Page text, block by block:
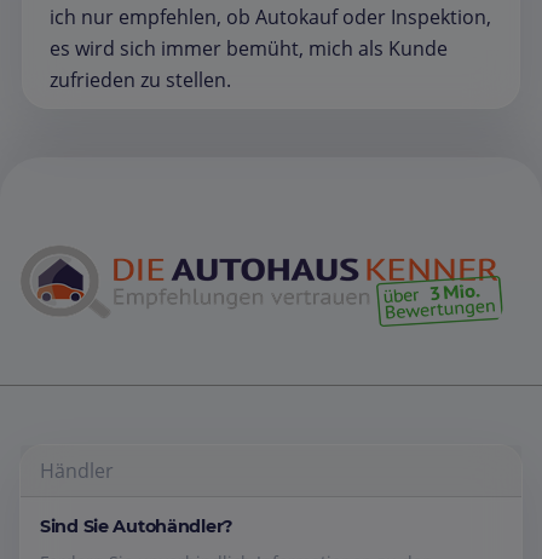
ich nur empfehlen, ob Autokauf oder Inspektion,
es wird sich immer bemüht, mich als Kunde
zufrieden zu stellen.
Händler
Sind Sie Autohändler?